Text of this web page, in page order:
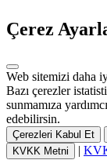
Çerez
Web sitemizi daha
Bazı çerezler
sunmamıza
edebilirsin.
Çerezleri Kabul Et
KVKK Metni
|